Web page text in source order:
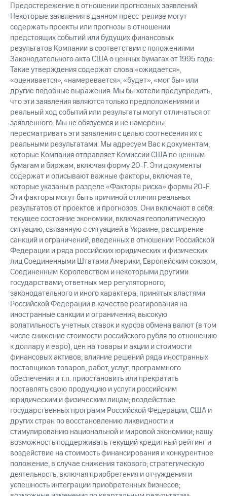
Предостережение в отношении прогнозных заявлений.
Некоторые заявления в данном пресс-релизе могут
содержать проекты или прогнозы в отношении
предстоящих событий или будущих финансовых
результатов Компании в соответствии с положениями
Законодательного акта США о ценных бумагах от 1995 года.
Такие утверждения содержат слова «ожидается»,
«оценивается», «намеревается», «будет», «мог бы» или
другие подобные выражения. Мы бы хотели предупредить,
что эти заявления являются только предположениями и
реальный ход событий или результаты могут отличаться от
заявленного. Мы не обязуемся и не намерены
пересматривать эти заявления с целью соотнесения их с
реальными результатами. Мы адресуем Вас к документам,
которые Компания отправляет Комиссии США по ценным
бумагам и биржам, включая форму 20-F. Эти документы
содержат и описывают важные факторы, включая те,
которые указаны в разделе «Факторы риска» формы 20-F.
Эти факторы могут быть причиной отличия реальных
результатов от проектов и прогнозов. Они включают в себя:
текущее состояние экономики, включая геополитическую
ситуацию, связанную с ситуацией в Украине; расширение
санкций и ограничений, введенных в отношении Российской
Федерации и ряда российских юридических и физических
лиц Соединенными Штатами Америки, Европейским союзом,
Соединенным Королевством и некоторыми другими
государствами; ответных мер регуляторного,
законодательного и иного характера, принятых властями
Российской Федерации в качестве реагирования на
иностранные санкции и ограничения; высокую
волатильность учетных ставок и курсов обмена валют (в том
числе снижение стоимости российского рубля по отношению
к доллару и евро), цен на товары и акции и стоимости
финансовых активов; влияние решений ряда иностранных
поставщиков товаров, работ, услуг, программного
обеспечения и т.п. приостановить или прекратить
поставлять свою продукцию и услуги российским
юридическим и физическим лицам; воздействие
государственных программ Российской Федерации, США и
других стран по восстановлению ликвидности и
стимулированию национальной и мировой экономики; нашу
возможность поддерживать текущий кредитный рейтинг и
воздействие на стоимость финансирования и конкурентное
положение, в случае снижения такового; стратегическую
деятельность, включая приобретения и отчуждения и
успешность интеграции приобретенных бизнесов;